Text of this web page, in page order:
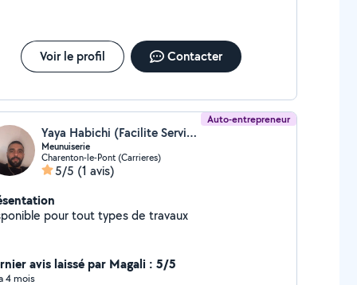
Voir le profil Contacter
Auto-entrepreneur
Yaya Habichi (Facilite Service)
Meunuiserie
Charenton-le-Pont (Carrieres)
5/5 (1 avis)
pour tout types de travaux
avis laissé par Magali : 5/5
4 mois